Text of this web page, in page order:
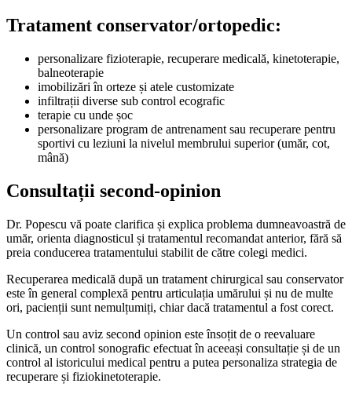
Tratament conservator/ortopedic:
personalizare fizioterapie, recuperare medicală, kinetoterapie,
balneoterapie
imobilizări în orteze și atele customizate
infiltrații diverse sub control ecografic
terapie cu unde șoc
personalizare program de antrenament sau recuperare pentru
sportivi cu leziuni la nivelul membrului superior (umăr, cot,
mână)
Consultații second-opinion
Dr. Popescu vă poate clarifica și explica problema dumneavoastră de
umăr, orienta diagnosticul și tratamentul recomandat anterior, fără să
preia conducerea tratamentului stabilit de către colegi medici.
Recuperarea medicală după un tratament chirurgical sau conservator
este în general complexă pentru articulația umărului și nu de multe
ori, pacienții sunt nemulțumiți, chiar dacă tratamentul a fost corect.
Un control sau aviz second opinion este însoțit de o reevaluare
clinică, un control sonografic efectuat în aceeași consultație și de un
control al istoricului medical pentru a putea personaliza strategia de
recuperare și fiziokinetoterapie.